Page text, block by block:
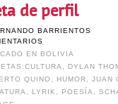
de perfil
BARRIENTOS
EN BOLIVIA
CULTURA DYLAN
QUINO
HUMOR ,JUAN
LYRIK POESÍA ,